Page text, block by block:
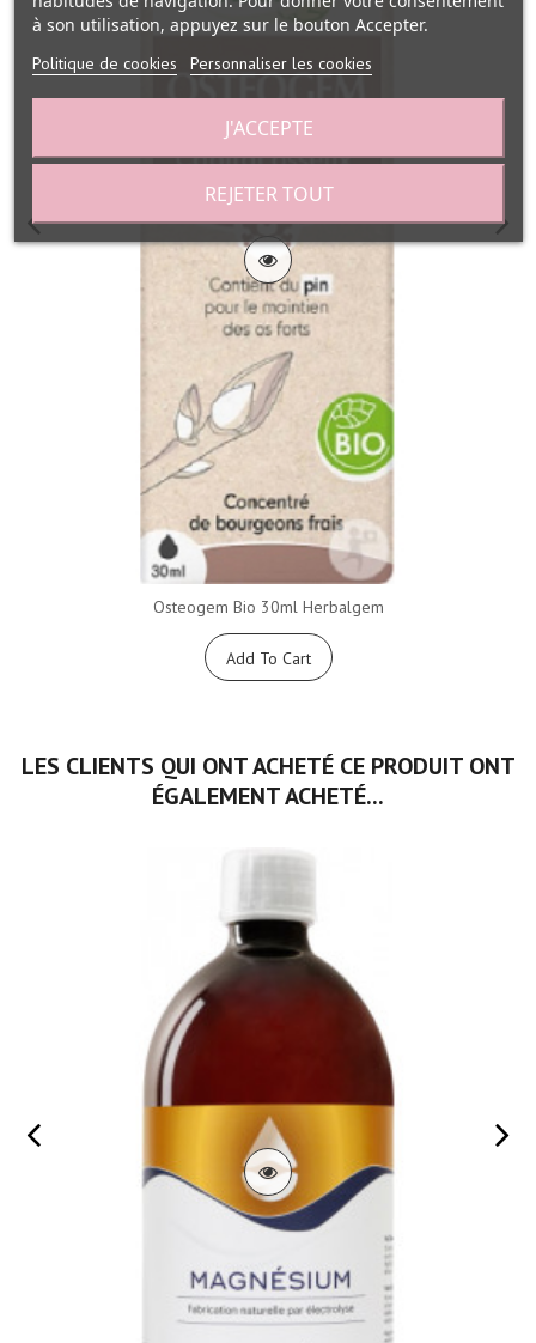
Osteogem Bio 30ml Herbalgem
Add To Cart
LES CLIENTS QUI ONT ACHETÉ CE PRODUIT ONT
ÉGALEMENT ACHETÉ...
à son utilisation, appuyez sur le bouton Accepter.
Politique de cookies Personnaliser les cookies
REJETER TOUT
J'ACCEPTE